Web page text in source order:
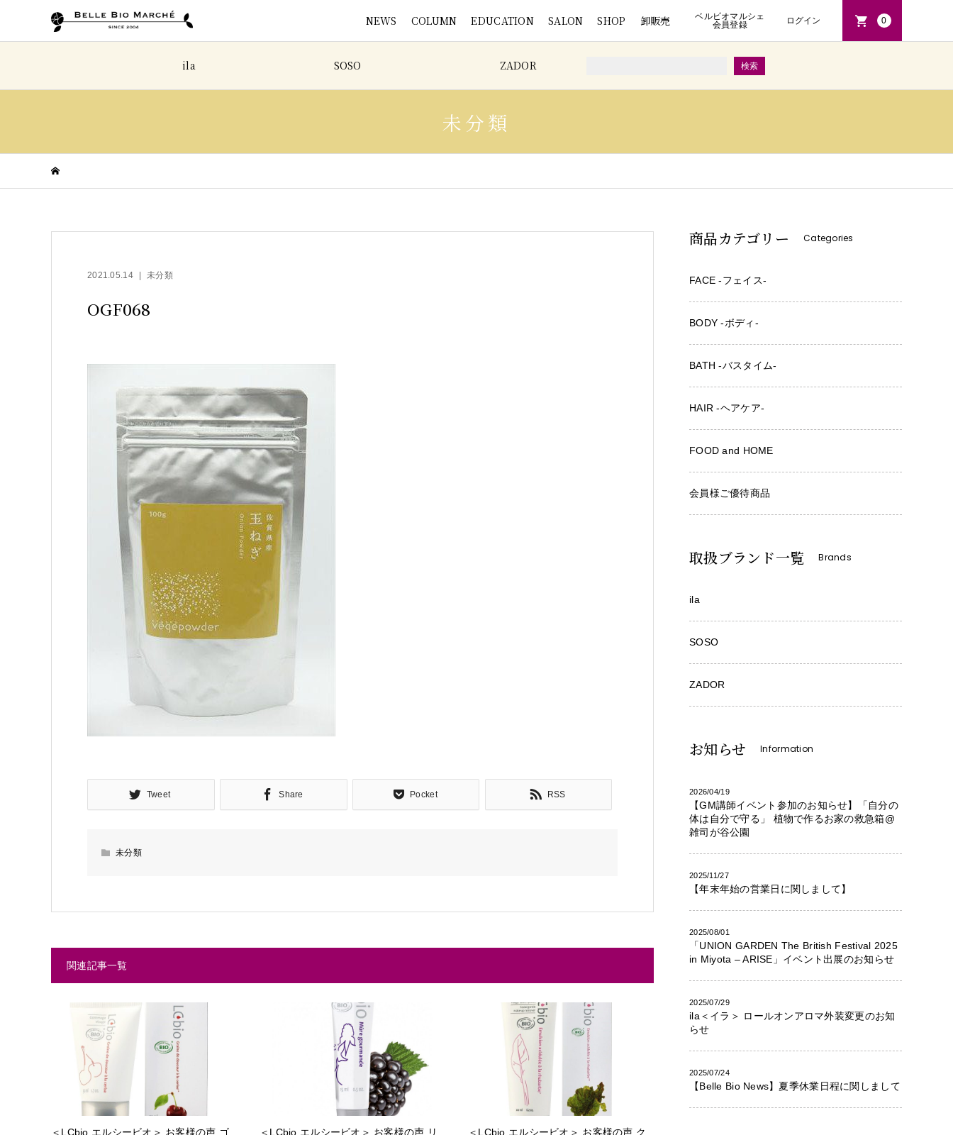
NEWS COLUMN EDUCATION SALON SHOP 卸販売
ベルビオマルシェ
会員登録
ログイン 0
ila SOSO ZADOR
未分類
2021.05.14 未分類
OGF068
Tweet Share Pocket RSS
未分類
関連記事一覧
＜LCbio エルシービオ＞ お客様の声 ゴ
＜LCbio エルシービオ＞ お客様の声 リ
＜LCbio エルシービオ＞ お客様の声 ク
商品カテゴリー Categories
FACE -フェイス-
BODY -ボディ-
BATH -バスタイム-
HAIR -ヘアケア-
FOOD and HOME
会員様ご優待商品
取扱ブランド一覧 Brands
ila
SOSO
ZADOR
お知らせ Information
2026/04/19
【GM講師イベント参加のお知らせ】「自分の
体は自分で守る」 植物で作るお家の救急箱@
雑司が谷公園
2025/11/27
【年末年始の営業日に関しまして】
2025/08/01
「UNION GARDEN The British Festival 2025
in Miyota – ARISE」イベント出展のお知らせ
2025/07/29
ila＜イラ＞ ロールオンアロマ外装変更のお知
らせ
2025/07/24
【Belle Bio News】夏季休業日程に関しまして